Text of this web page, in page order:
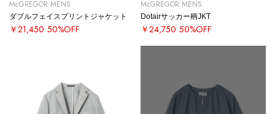
McGREGOR MENS
ダブルフェイスプリントジャケット
￥21,450 50%OFF
McGREGOR MENS
Dotairサッカー柄JKT
￥24,750 50%OFF